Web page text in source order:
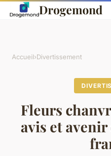
Drogemond
Accueil›Divertissement
Fleurs
avis et